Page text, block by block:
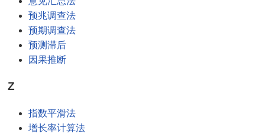
预兆调查法
预期调查法
预测滞后
因果推断
Z
指数平滑法
增长率计算法